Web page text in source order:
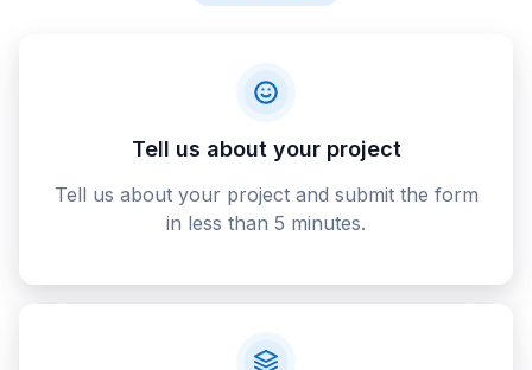
Tell us about your project
Tell us about your project and submit the form
in less than 5 minutes.